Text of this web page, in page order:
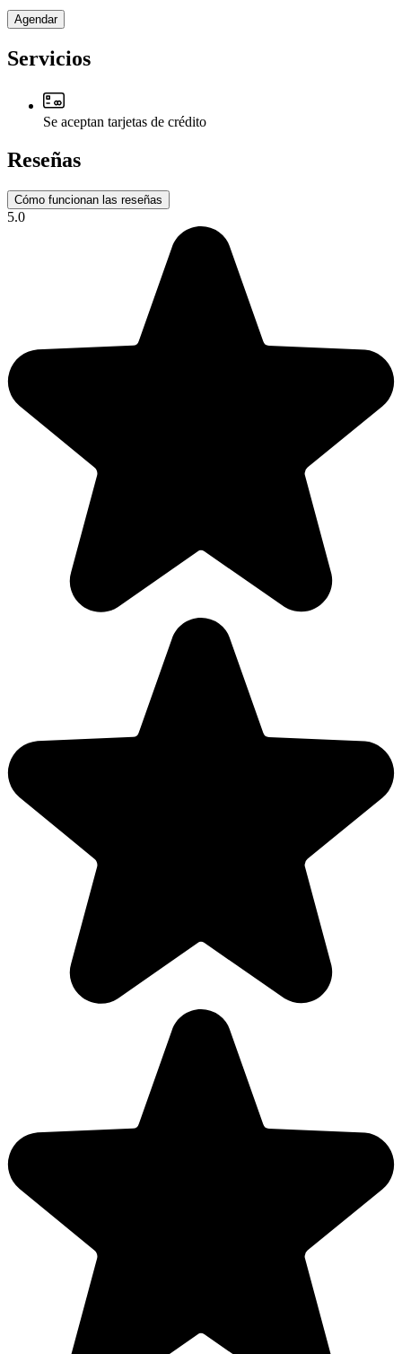
Agendar
Servicios
Se aceptan tarjetas de crédito
Reseñas
Cómo funcionan las reseñas
5.0